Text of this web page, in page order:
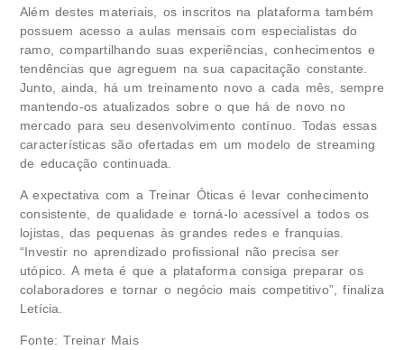
Além destes materiais, os inscritos na plataforma também
possuem acesso a aulas mensais com especialistas do
ramo, compartilhando suas experiências, conhecimentos e
tendências que agreguem na sua capacitação constante.
Junto, ainda, há um treinamento novo a cada mês, sempre
mantendo-os atualizados sobre o que há de novo no
mercado para seu desenvolvimento contínuo. Todas essas
características são ofertadas em um modelo de streaming
de educação continuada.
A expectativa com a Treinar Óticas é levar conhecimento
consistente, de qualidade e torná-lo acessível a todos os
lojistas, das pequenas às grandes redes e franquias.
“Investir no aprendizado profissional não precisa ser
utópico. A meta é que a plataforma consiga preparar os
colaboradores e tornar o negócio mais competitivo”, finaliza
Letícia.
Fonte: Treinar Mais